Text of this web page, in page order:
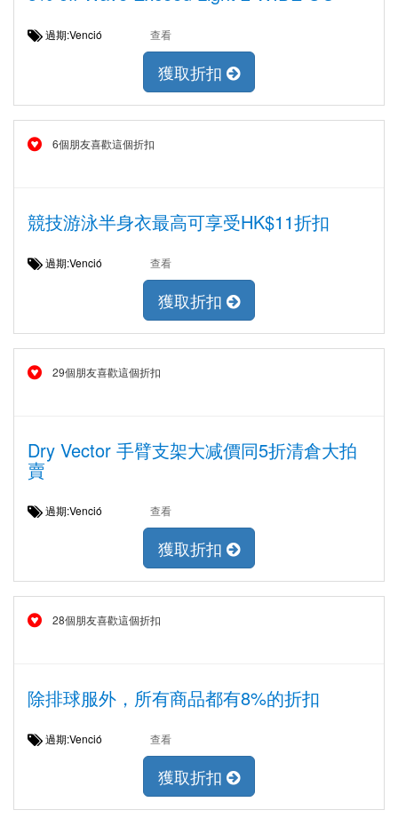
過期:Venció 查看
獲取折扣
6個朋友喜歡這個折扣
競技游泳半身衣最高可享受HK$11折扣
過期:Venció 查看
獲取折扣
29個朋友喜歡這個折扣
Dry Vector 手臂支架大减價同5折清倉大拍
賣
過期:Venció 查看
獲取折扣
28個朋友喜歡這個折扣
除排球服外，所有商品都有8%的折扣
過期:Venció 查看
獲取折扣